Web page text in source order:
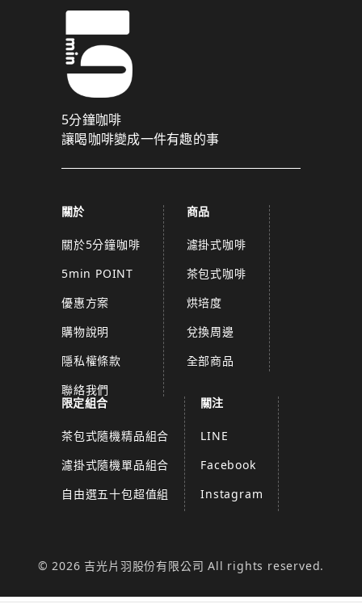
5分鐘咖啡
讓喝咖啡變成一件有趣的事
關於
關於5分鐘咖啡
5min POINT
優惠方案
購物說明
隱私權條款
聯絡我們
商品
濾掛式咖啡
茶包式咖啡
烘培度
兌換周邊
全部商品
限定組合
茶包式隨機精品組合
濾掛式隨機單品組合
自由選五十包超值組
關注
LINE
Facebook
Instagram
© 2026 吉光片羽股份有限公司 All rights reserved.